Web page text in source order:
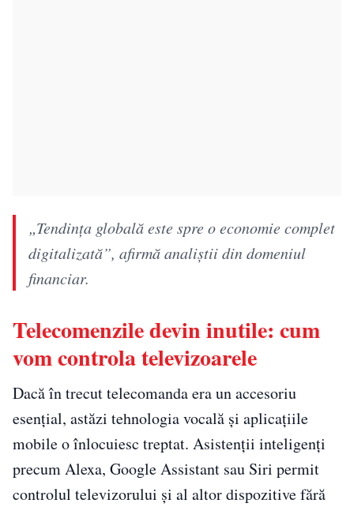
„Tendința globală este spre o economie complet
digitalizată”, afirmă analiștii din domeniul
financiar.
Telecomenzile devin inutile: cum
vom controla televizoarele
Dacă în trecut telecomanda era un accesoriu
esențial, astăzi tehnologia vocală și aplicațiile
mobile o înlocuiesc treptat. Asistenții inteligenți
precum Alexa, Google Assistant sau Siri permit
controlul televizorului și al altor dispozitive fără